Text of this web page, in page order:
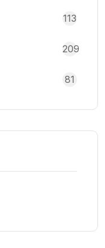
113
209
81